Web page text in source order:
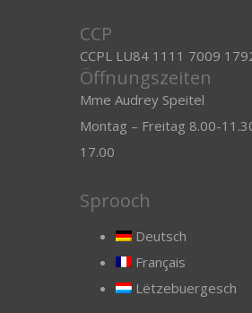
CCP
CCPL LU84 1111 7009
Öffnungszeiten
Mme Audrey Speitel
Montag – Freitag 8.00-
17.00
Sprooch
Deutsch
Français
Lëtzebuergesch